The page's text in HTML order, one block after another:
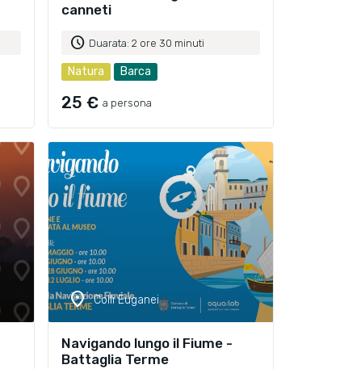
canneti
schedule Duarata: 2 ore 30 minuti
Natura Barca
25 € a persona
location_on Colli Euganei
Navigando lungo il Fiume -
Battaglia Terme